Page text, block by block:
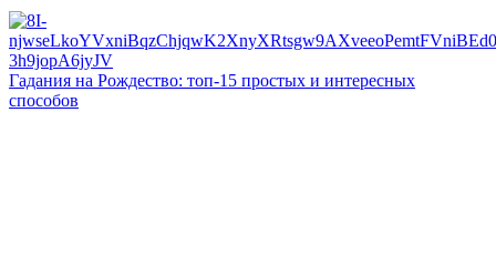
Гадания на Рождество: топ-15 простых и интересных
способов